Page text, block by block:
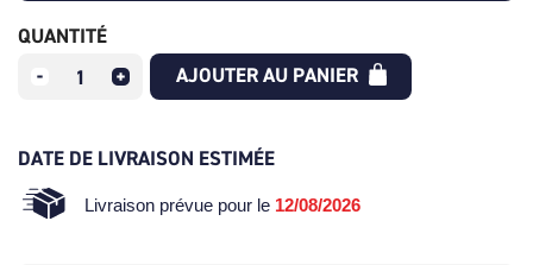
QUANTITÉ
AJOUTER AU PANIER
DATE DE LIVRAISON ESTIMÉE
Livraison prévue pour le 12/08/2026